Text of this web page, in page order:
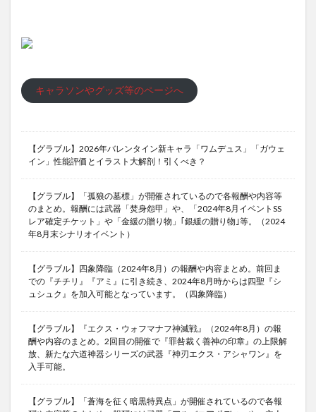
キャラソンやグッズ等のページへ
【グラブル】2026年バレンタイン新キャラ「ワムデュス」「ガウェ
イン」性能評価とイラスト大解剖！引くべき？
【グラブル】「孤狼の墓標」が開催されているので各報酬や内容等
のまとめ。報酬には武器「焚身怨甲」や、「2024年8月イベントSS
レア確定チケット」や「金緩の贈り物」｢銀緩の贈り物｣等。（2024
年8月末シナリオイベント）
【グラブル】四象降臨（2024年8月）の報酬や内容まとめ。前回ま
での『チチリ』『アミ』に引き続き、2024年8月時からは四聖『シ
ュシュク』を加入可能となっています。（四象降臨）
【グラブル】『エクス・ウォフマナフ神滅戦』（2024年8月）の報
酬や内容のまとめ。2回目の開催で『罪咎裁く善神の印章』の上限解
放、新たな六道神器シリーズの武器『神刃エクス・アシャワン』を
入手可能。
【グラブル】「蒼海を征く暗黒特異点」が開催されているので各報